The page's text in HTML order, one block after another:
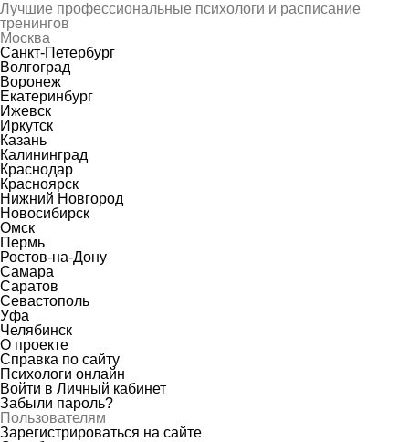
Лучшие профессиональные психологи и расписание
тренингов
Москва
Санкт-Петербург
Волгоград
Воронеж
Екатеринбург
Ижевск
Иркутск
Казань
Калининград
Краснодар
Красноярск
Нижний Новгород
Новосибирск
Омск
Пермь
Ростов-на-Дону
Самара
Саратов
Севастополь
Уфа
Челябинск
О проекте
Справка по сайту
Психологи онлайн
Войти в Личный кабинет
Забыли пароль?
Пользователям
Зарегистрироваться на сайте